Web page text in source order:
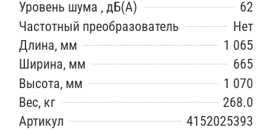
Уровень шума , дБ(А)
62
Частотный преобразователь
Нет
Длина, мм
1 065
Ширина, мм
665
Высота, мм
1 070
Вес, кг
268.0
Артикул
4152025393